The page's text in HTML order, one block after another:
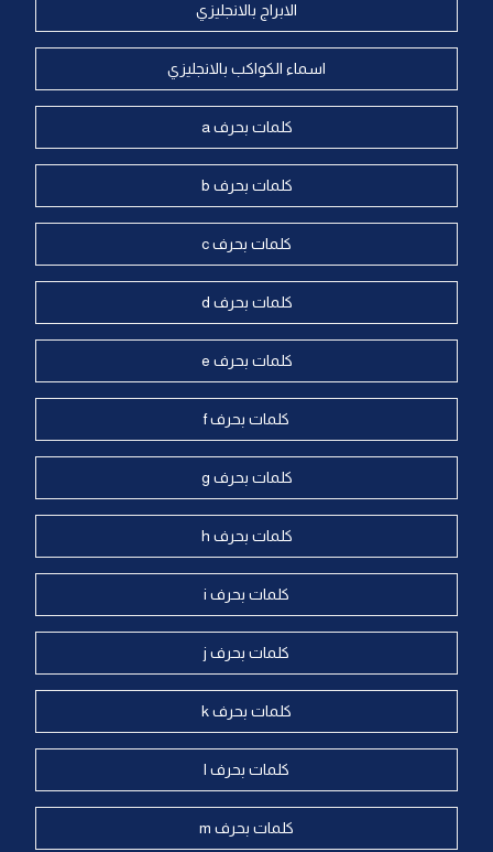
الابراج بالانجليزي
اسماء الكواكب بالانجليزي
كلمات بحرف a
كلمات بحرف b
كلمات بحرف c
كلمات بحرف d
كلمات بحرف e
كلمات بحرف f
كلمات بحرف g
كلمات بحرف h
كلمات بحرف i
كلمات بحرف j
كلمات بحرف k
كلمات بحرف l
كلمات بحرف m